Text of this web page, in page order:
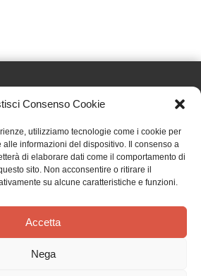
Consenso Cookie
utilizziamo tecnologie come i cookie per
alle informazioni del dispositivo. Il consenso a
di elaborare dati come il comportamento di
sito. Non acconsentire o ritirare il
su alcune caratteristiche e funzioni.
Accetta
Nega
Paolo SAS
Cantalupa (TO)
- Fax: (+39) 0121 353839
TERMINI E CONDIZIONI